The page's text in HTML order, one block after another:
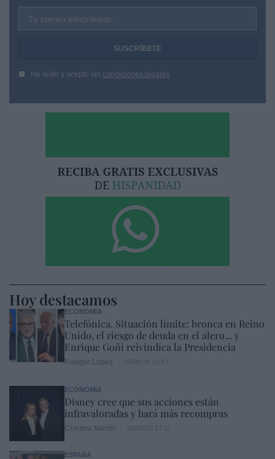
Tu correo electrónico...
He leído y acepto las condiciones legales
Hoy destacamos
ECONOMÍA
Telefónica. Situación límite: bronca en Reino
Unido, el riesgo de deuda en el alero... y
Enrique Goñi reivindica la Presidencia
ECONOMÍA
Disney cree que sus acciones están
infravaloradas y hará más recompras
ESPAÑA